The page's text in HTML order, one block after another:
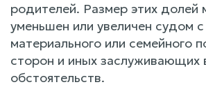
родителей. Размер этих долей
уменьшен или увеличен судом
материального или семейного
сторон и иных заслуживающих
обстоятельств.